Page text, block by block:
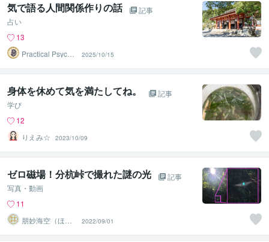
気で語る人間関係作りの話
記事
占い
13
Practical Psycho
2025/10/15
身体を休めて気を満たしてね。
記事
学び
12
りえみ☆
2023/10/09
ゼロ磁場！分杭峠で撮れた謎の光
記事
写真・動画
11
朋妙海空（ほう
みょうみく）
2022/09/01